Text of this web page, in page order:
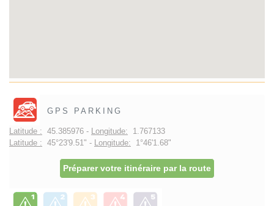
GPS PARKING
Latitude : 45.385976 - Longitude: 1.767133
Latitude : 45°23'9.51" - Longitude: 1°46'1.68"
Préparer votre itinéraire par la route